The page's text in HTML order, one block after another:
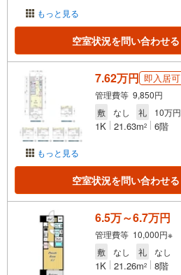
もっと見る
空室状況を問い合わせる
もっと見る
7.62万円 即入居可
管理費等 9,850円
敷
なし 礼 10万円
1K 21.63m2 6階
空室状況を問い合わせる
6.5万～6.7万円
管理費等 10,000円※
敷
なし 礼 なし
1K 21.26m2 8階